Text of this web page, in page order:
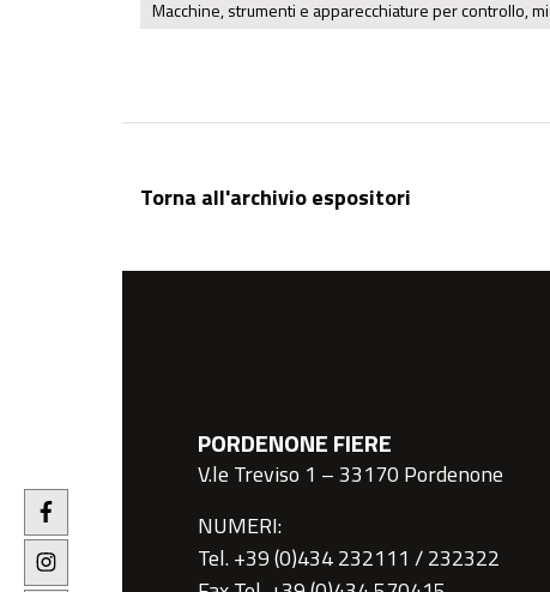
Macchine, strumenti e apparecchiature per controllo,
Torna all'archivio espositori
PORDENONE FIERE
V.le Treviso 1 – 33170 Pordenone
NUMERI:
Tel. +39 (0)434 232111 / 232322